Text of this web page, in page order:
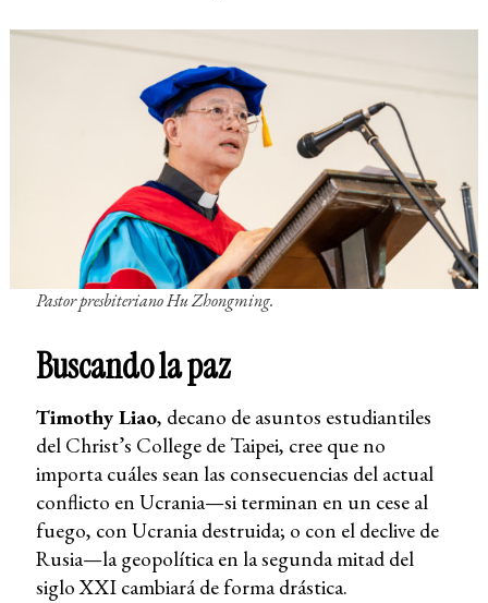
Pastor presbiteriano Hu Zhongming.
Buscando la paz
Timothy Liao, decano de asuntos estudiantiles
del Christ’s College de Taipei, cree que no
importa cuáles sean las consecuencias del actual
conflicto en Ucrania—si terminan en un cese al
fuego, con Ucrania destruida; o con el declive de
Rusia—la geopolítica en la segunda mitad del
siglo XXI cambiará de forma drástica.